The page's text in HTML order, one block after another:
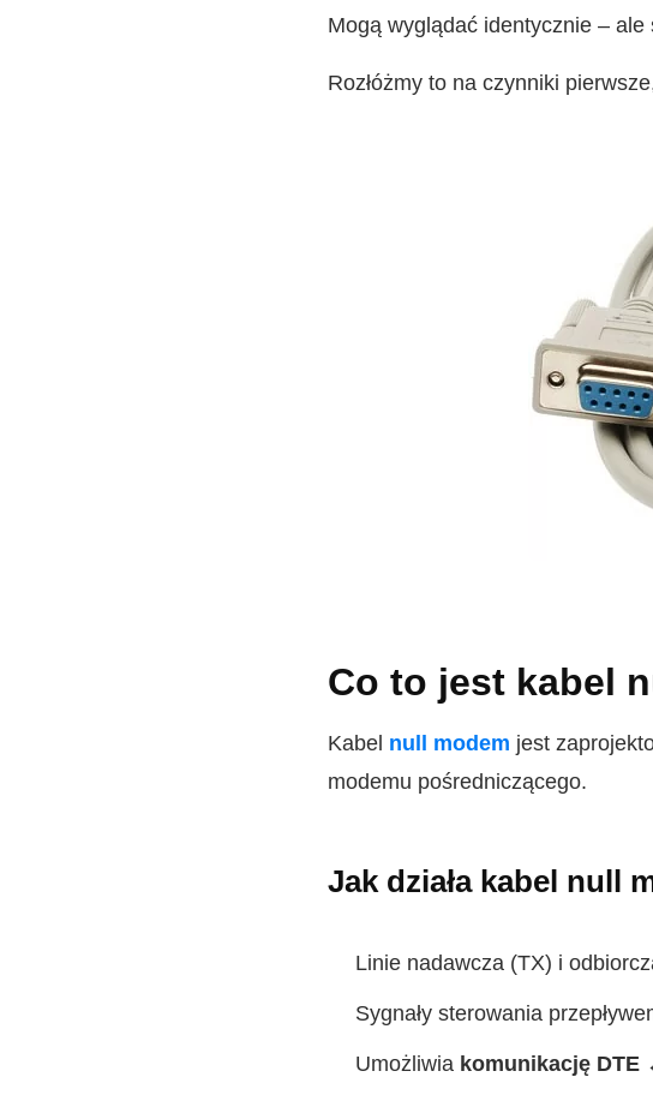
Mogą wyglądać identycznie – ale
Rozłóżmy to na czynniki
Co to jest kabel
Kabel null modem jest
modemu pośredniczącego.
Jak działa kabel null
Linie nadawcza (TX) i
Sygnały sterowania
Umożliwia komunikację DTE